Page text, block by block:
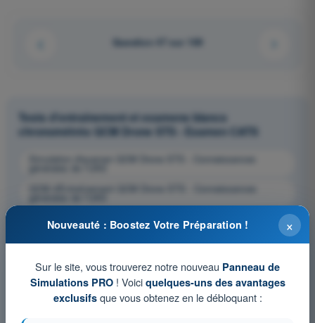
Question 47 sur 169
Tests d'entraînement et examens blancs
chronométrés QCM Drone STS - Examen CATS
Simulation d'examen QCM Drone STS - Connaissances
QCM d'Entraînement QCM Drone STS - Connaissances
Examen en PDF QCM Drone STS - Connaissances générales
de l’UAS ×
Nouveauté : Boostez Votre Préparation !
Sur le site, vous trouverez notre nouveau Panneau de
Simulations PRO! Voici quelques-uns des avantages
exclusifsque vous obtenez en le débloquant :